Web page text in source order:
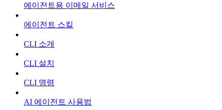
에이전트용 이메일 서비스
에이전트 스킬
CLI 소개
CLI 설치
CLI 명령
AI 에이전트 사용법